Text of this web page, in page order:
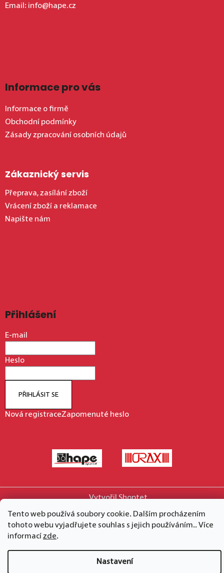
Tento web používá soubory cookie. Dalším procházením
tohoto webu vyjadřujete souhlas s jejich používáním.. Více
informací zde.
Nastavení
Email: info@hape.cz
Informace pro vás
Informace o firmě
Obchodní podmínky
Zásady zpracování osobních údajů
Zákaznický servis
Přeprava, zasílání zboží
Vrácení zboží a reklamace
Napište nám
Přihlášení
E-mail
Heslo
PŘIHLÁSIT SE
Nová registraceZapomenuté heslo
Vytvořil Shoptet
Copyright 2026hape.cz . Všechna práva vyhrazena.